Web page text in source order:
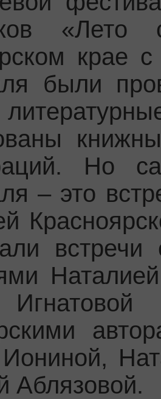
крае
были
Но
– это
Аблязовой.